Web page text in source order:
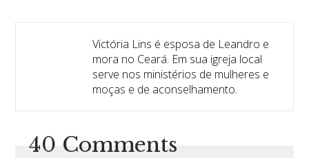
Victória Lins é esposa de Leandro e
mora no Ceará. Em sua igreja local
serve nos ministérios de mulheres e
moças e de aconselhamento.
40 Comments